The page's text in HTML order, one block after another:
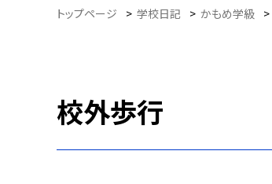
トップページ > 学校日記 > かもめ学級 >
校外歩行